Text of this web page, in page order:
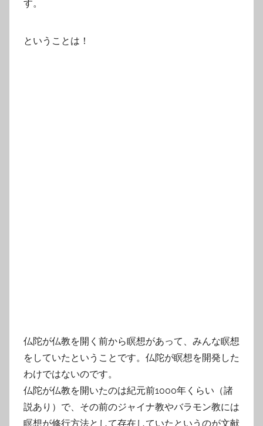
す。
ということは！
仏陀が仏教を開く前から瞑想があって、みんな瞑想
をしていたということです。仏陀が瞑想を開発した
わけではないのです。
仏陀が仏教を開いたのは紀元前1000年くらい（諸
説あり）で、その前のジャイナ教やバラモン教には
瞑想が修行方法として存在していたというのが文献